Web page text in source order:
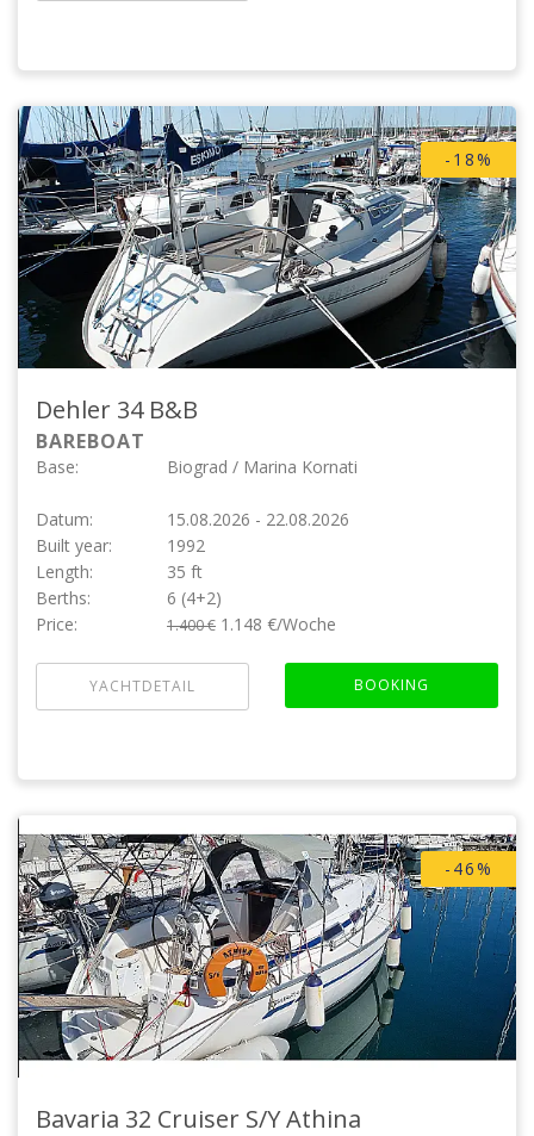
-18%
Dehler 34 B&B
BAREBOAT
Base: Biograd / Marina Kornati
Datum:
15.08.2026 - 22.08.2026
Built year:
1992
Length:
35 ft
Berths:
6 (4+2)
Price:
1.400 € 1.148 €/Woche
YACHTDETAIL BOOKING
-46%
Bavaria 32 Cruiser S/Y Athina